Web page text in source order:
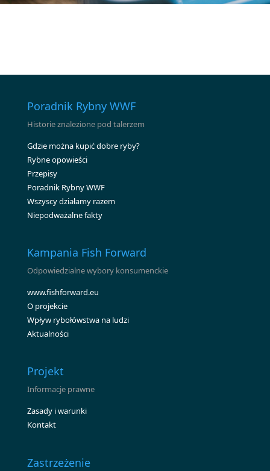
Poradnik Rybny WWF
Historie znalezione pod talerzem
Gdzie można kupić dobre ryby?
Rybne opowieści
Przepisy
Poradnik Rybny WWF
Wszyscy działamy razem
Niepodważalne fakty
Kampania Fish Forward
Odpowiedzialne wybory konsumenckie
www.fishforward.eu
O projekcie
Wpływ rybołówstwa na ludzi
Aktualności
Projekt
Informacje prawne
Zasady i warunki
Kontakt
Zastrzeżenie